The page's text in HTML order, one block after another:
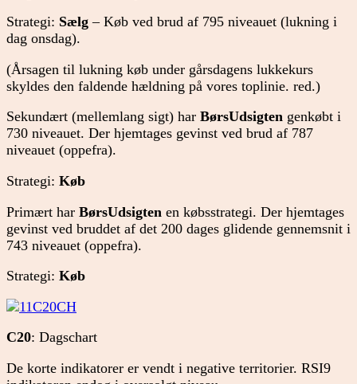
Strategi: Sælg – Køb ved brud af 795 niveauet (lukning i
dag onsdag).
(Årsagen til lukning køb under gårsdagens lukkekurs
skyldes den faldende hældning på vores toplinie. red.)
Sekundært (mellemlang sigt) har BørsUdsigten genkøbt i
730 niveauet. Der hjemtages gevinst ved brud af 787
niveauet (oppefra).
Strategi: Køb
Primært har BørsUdsigten en købsstrategi. Der hjemtages
gevinst ved bruddet af det 200 dages glidende gennemsnit i
743 niveauet (oppefra).
Strategi: Køb
C20: Dagschart
De korte indikatorer er vendt i negative territorier. RSI9